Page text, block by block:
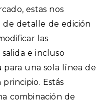
estas nos
detalle de edición
las
e incluso
una sola línea de
Estás
combinación de